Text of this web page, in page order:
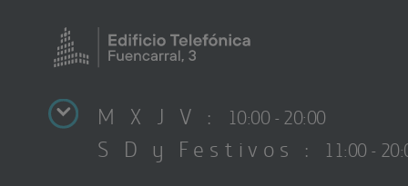
M X J V : 10:00 - 20:00
S D y Festivos : 11:00 -